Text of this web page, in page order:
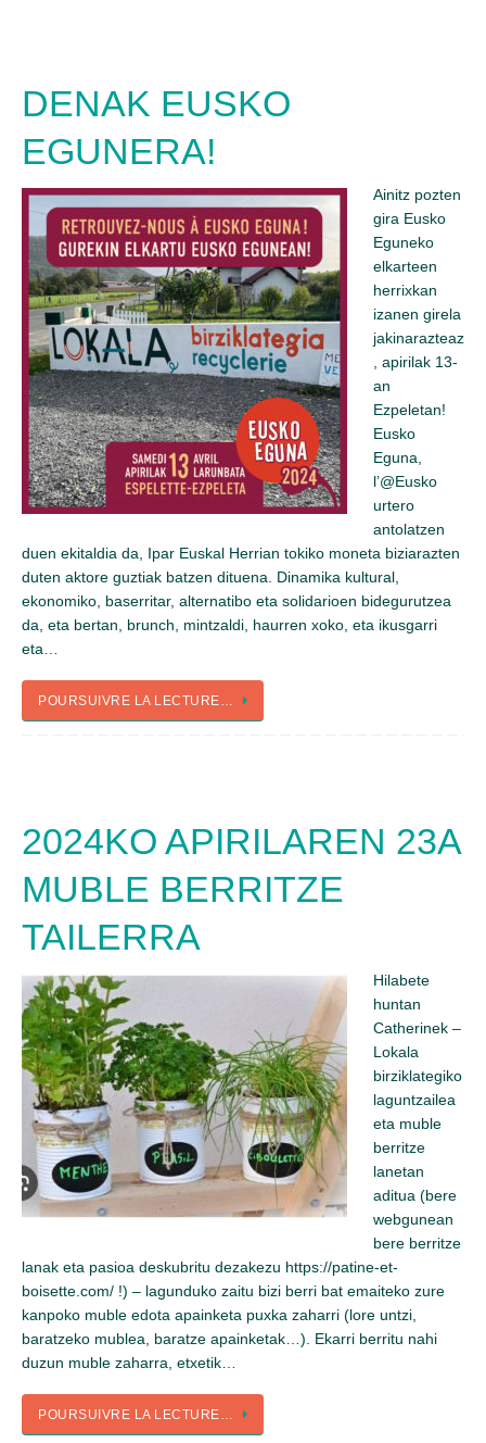
DENAK EUSKO
EGUNERA!
Ainitz pozten
gira Eusko
Eguneko
elkarteen
herrixkan
izanen girela
jakinarazteaz
, apirilak 13-
an
Ezpeletan!
Eusko
Eguna,
l’@Eusko
urtero
antolatzen
duen ekitaldia da, Ipar Euskal Herrian tokiko moneta biziarazten
duten aktore guztiak batzen dituena. Dinamika kultural,
ekonomiko, baserritar, alternatibo eta solidarioen bidegurutzea
da, eta bertan, brunch, mintzaldi, haurren xoko, eta ikusgarri
eta…
POURSUIVRE LA LECTURE…
2024KO APIRILAREN 23A
MUBLE BERRITZE
TAILERRA
Hilabete
huntan
Catherinek –
Lokala
birziklategiko
laguntzailea
eta muble
berritze
lanetan
aditua (bere
webgunean
bere berritze
lanak eta pasioa deskubritu dezakezu https://patine-et-
boisette.com/ !) – lagunduko zaitu bizi berri bat emaiteko zure
kanpoko muble edota apainketa puxka zaharri (lore untzi,
baratzeko mublea, baratze apainketak…). Ekarri berritu nahi
duzun muble zaharra, etxetik…
POURSUIVRE LA LECTURE…